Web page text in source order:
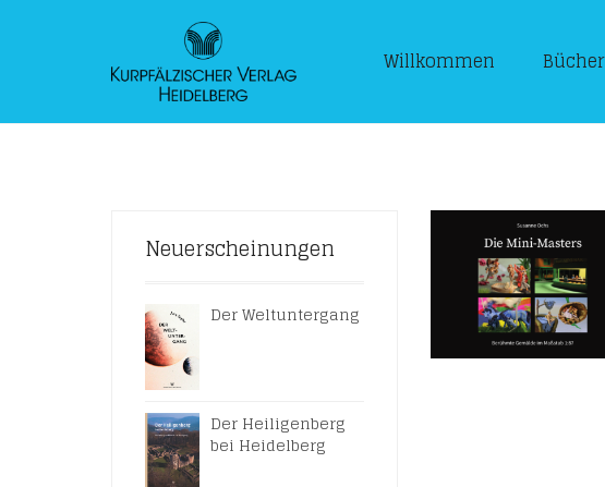
Willkommen Bücher
Neuerscheinungen
Der Weltuntergang
Der Heiligenberg
bei Heidelberg